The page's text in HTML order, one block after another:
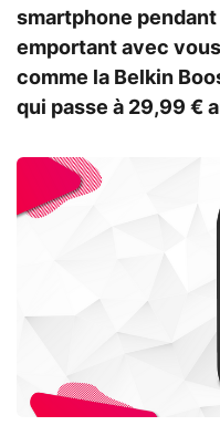
smartphone
emportant avec
comme la Belkin
qui passe à 29,99 €